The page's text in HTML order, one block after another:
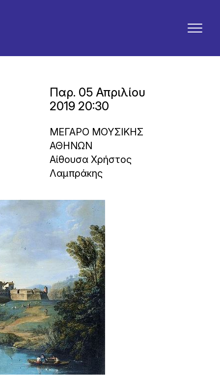
Παρ. 05 Απριλίου
2019 20:30
ΜΕΓΑΡΟ ΜΟΥΣΙΚΗΣ
ΑΘΗΝΩΝ
Αίθουσα Χρήστος
Λαμπράκης